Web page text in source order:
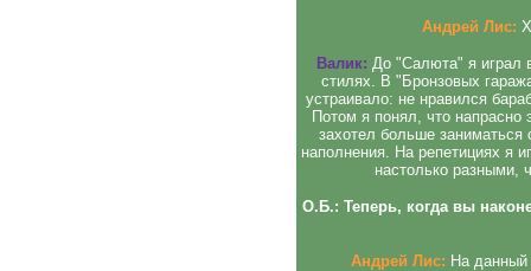
Андрей Лис:
Валик: До "Салюта" я играл
стилях. В "Бронзовых
устраивало: не нравился
Потом я понял, что
захотел больше заниматься
наполнения. На репетициях я
настолько разными,
О.Б.: Теперь, когда вы
Андрей Лис: На данный